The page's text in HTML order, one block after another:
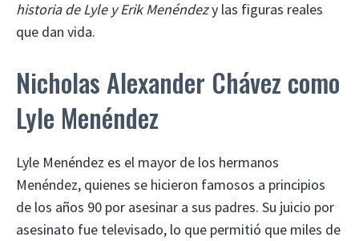
historia de Lyle y Erik Menéndezy las figuras reales
que dan vida.
Nicholas Alexander Chávez como
Lyle Menéndez
Lyle Menéndez es el mayor de los hermanos
Menéndez, quienes se hicieron famosos a principios
de los años 90 por asesinar a sus padres. Su juicio por
asesinato fue televisado, lo que permitió que miles de